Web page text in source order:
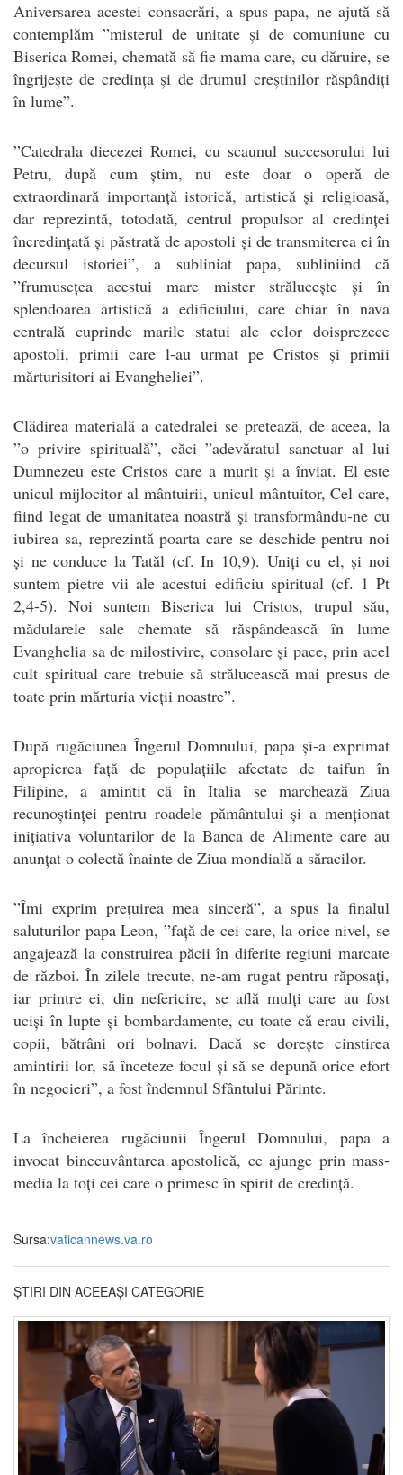
Aniversarea acestei consacrări, a spus papa, ne ajută să
contemplăm ”misterul de unitate și de comuniune cu
Biserica Romei, chemată să fie mama care, cu dăruire, se
îngrijește de credința și de drumul creștinilor răspândiți
în lume”.
”Catedrala diecezei Romei, cu scaunul succesorului lui
Petru, după cum știm, nu este doar o operă de
extraordinară importanță istorică, artistică și religioasă,
dar reprezintă, totodată, centrul propulsor al credinței
încredințată și păstrată de apostoli și de transmiterea ei în
decursul istoriei”, a subliniat papa, subliniind că
”frumusețea acestui mare mister strălucește și în
splendoarea artistică a edificiului, care chiar în nava
centrală cuprinde marile statui ale celor doisprezece
apostoli, primii care l-au urmat pe Cristos și primii
mărturisitori ai Evangheliei”.
Clădirea materială a catedralei se pretează, de aceea, la
”o privire spirituală”, căci ”adevăratul sanctuar al lui
Dumnezeu este Cristos care a murit și a înviat. El este
unicul mijlocitor al mântuirii, unicul mântuitor, Cel care,
fiind legat de umanitatea noastră și transformându-ne cu
iubirea sa, reprezintă poarta care se deschide pentru noi
și ne conduce la Tatăl (cf. In 10,9). Uniți cu el, și noi
suntem pietre vii ale acestui edificiu spiritual (cf. 1 Pt
2,4-5). Noi suntem Biserica lui Cristos, trupul său,
mădularele sale chemate să răspândească în lume
Evanghelia sa de milostivire, consolare și pace, prin acel
cult spiritual care trebuie să strălucească mai presus de
toate prin mărturia vieții noastre”.
După rugăciunea Îngerul Domnului, papa și-a exprimat
apropierea față de populațiile afectate de taifun în
Filipine, a amintit că în Italia se marchează Ziua
recunoștinței pentru roadele pământului și a menționat
inițiativa voluntarilor de la Banca de Alimente care au
anunțat o colectă înainte de Ziua mondială a săracilor.
”Îmi exprim prețuirea mea sinceră”, a spus la finalul
saluturilor papa Leon, ”față de cei care, la orice nivel, se
angajează la construirea păcii în diferite regiuni marcate
de război. În zilele trecute, ne-am rugat pentru răposați,
iar printre ei, din nefericire, se află mulți care au fost
uciși în lupte și bombardamente, cu toate că erau civili,
copii, bătrâni ori bolnavi. Dacă se dorește cinstirea
amintirii lor, să înceteze focul și să se depună orice efort
în negocieri”, a fost îndemnul Sfântului Părinte.
La încheierea rugăciunii Îngerul Domnului, papa a
invocat binecuvântarea apostolică, ce ajunge prin mass-
media la toți cei care o primesc în spirit de credință.
Sursa:vaticannews.va.ro
ȘTIRI DIN ACEEAȘI CATEGORIE